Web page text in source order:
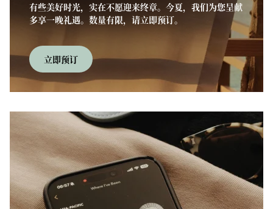
有些美好时光，实在不愿迎来终章。今夏，我们为您呈献
多享一晚礼遇。数量有限，请立即预订。
立即预订